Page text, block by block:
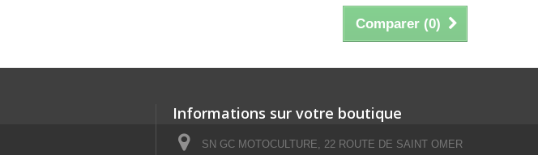
Comparer (0)
Informations sur votre boutique
SN GC MOTOCULTURE, 22 ROUTE DE SAINT OMER